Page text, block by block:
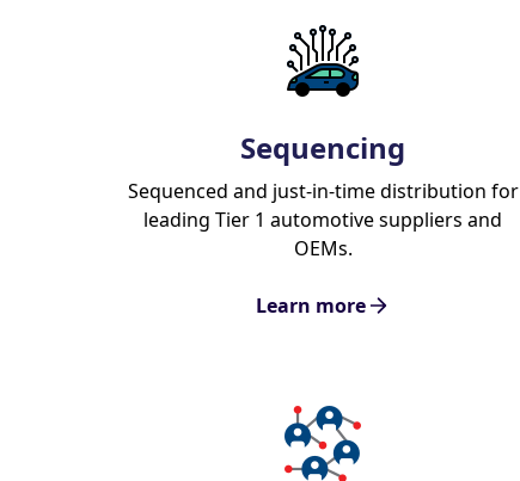
Sequencing
Sequenced and just-in-time distribution for
leading Tier 1 automotive suppliers and
OEMs.
Learn more